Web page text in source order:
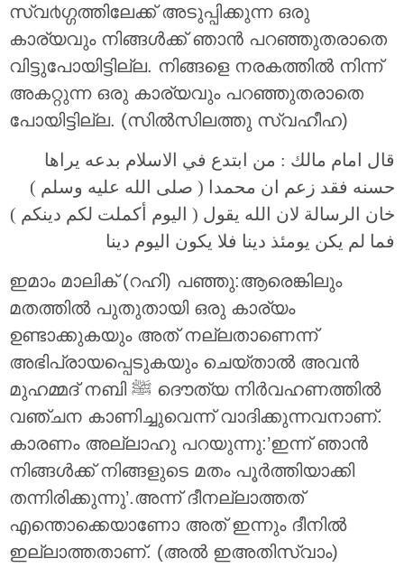
സ്വ൪ഗ്ഗത്തിലേക്ക് അടുപ്പിക്കുന്ന ഒരു
കാര്യവും നിങ്ങള്‍ക്ക് ഞാന്‍ പറഞ്ഞുതരാതെ
വിട്ടുപോയിട്ടില്ല. നിങ്ങളെ നരകത്തില്‍ നിന്ന്
അകറ്റുന്ന ഒരു കാര്യവും പറഞ്ഞുതരാതെ
പോയിട്ടില്ല. (സിൽസിലത്തു സ്വഹീഹ)
قال امام مالك : من ابتدع في الاسلام بدعه يراها
حسنه فقد زعم ان محمدا ( صلى الله عليه وسلم )
خان الرسالة لان الله يقول ( اليوم أكملت لكم دينكم )
فما لم يكن يومئذ دينا فلا يكون اليوم دينا
ഇമാം മാലിക് (റഹി) പഞ്ഞു:ആരെങ്കിലും
മതത്തില്‍ പുതുതായി ഒരു കാര്യം
ഉണ്ടാക്കുകയും അത് നല്ലതാണെന്ന്
അഭിപ്രായപ്പെടുകയും ചെയ്‌താല്‍ അവന്‍
മുഹമ്മദ്‌ നബി ﷺ ദൌത്യ നിര്‍വഹണത്തില്‍
വഞ്ചന കാണിച്ചുവെന്ന് വാദിക്കുന്നവനാണ്.
കാരണം അല്ലാഹു പറയുന്നു:’ഇന്ന് ഞാന്‍
നിങ്ങള്‍ക്ക് നിങ്ങളുടെ മതം പൂര്‍ത്തിയാക്കി
തന്നിരിക്കുന്നു’.അന്ന് ദീനല്ലാത്തത്
എന്തൊക്കെയാണോ അത് ഇന്നും ദീനില്‍
ഇല്ലാത്തതാണ്. (അല്‍ ഇഅതിസ്വാം)